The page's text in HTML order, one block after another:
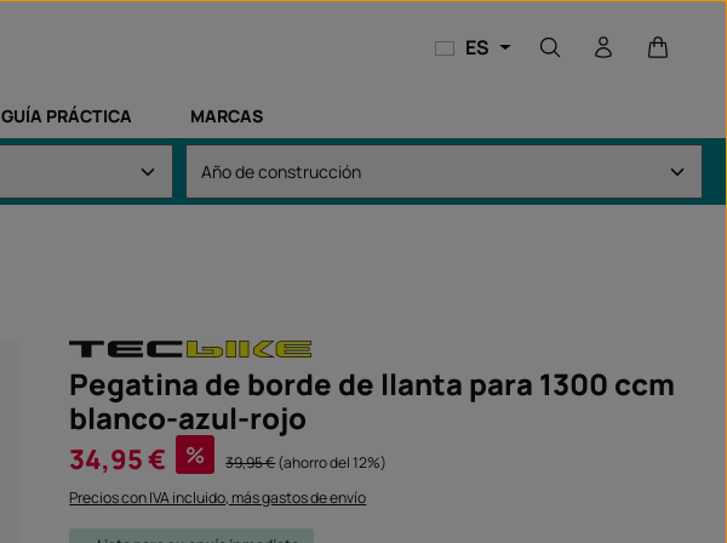
ES El
GUÍA PRÁCTICA MARCAS
Pegatina de borde de llanta para 1300 ccm
blanco-azul-rojo
Precio de venta:
34,95 € % Precio normal:
39,95 €(ahorro del 12%)
Precios con IVA incluido, más gastos de envío